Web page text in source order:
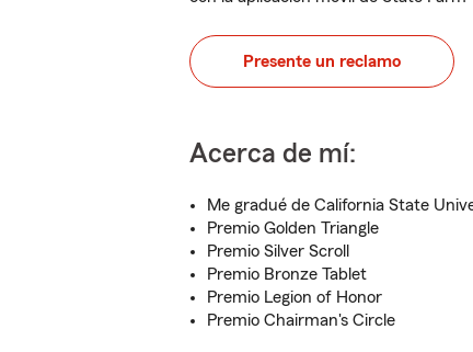
Presente un reclamo
Acerca de mí:
Me gradué de California State
Premio Golden Triangle
Premio Silver Scroll
Premio Bronze Tablet
Premio Legion of Honor
Premio Chairman's Circle